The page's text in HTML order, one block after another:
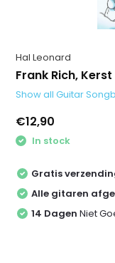
Hal Leonard
Frank Rich,
Show all Guitar
€12,90
In stock
Gratis
Alle gitaren
14 Dagen Niet